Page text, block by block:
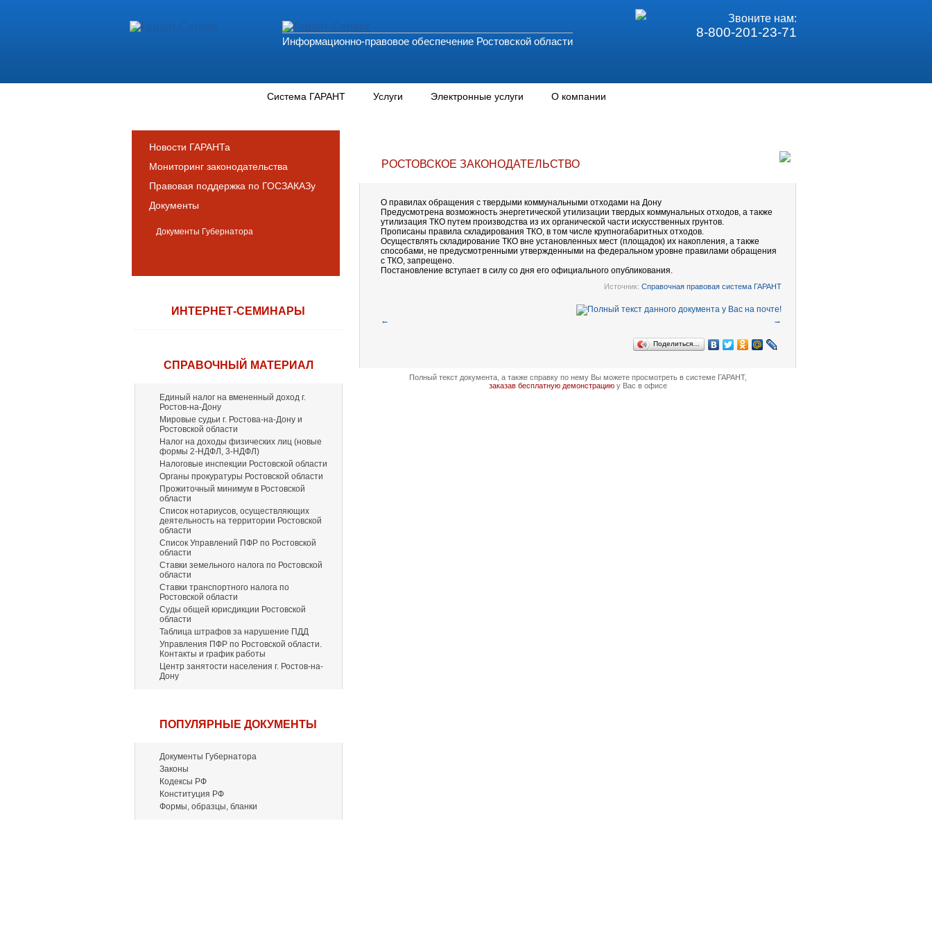
Информационно-правовое обеспечение Ростовской области
Звоните нам:
8-800-201-23-71
Система ГАРАНТ Услуги Электронные услуги О компании
Новости ГАРАНТа
Мониторинг законодательства
Правовая поддержка по ГОСЗАКАЗу
Документы
Документы Губернатора
ИНТЕРНЕТ-СЕМИНАРЫ
СПРАВОЧНЫЙ МАТЕРИАЛ
Единый налог на вмененный доход г.
Ростов-на-Дону
Мировые судьи г. Ростова-на-Дону и
Ростовской области
Налог на доходы физических лиц (новые
формы 2-НДФЛ, 3-НДФЛ)
Налоговые инспекции Ростовской области
Органы прокуратуры Ростовской области
Прожиточный минимум в Ростовской
области
Список нотариусов, осуществляющих
деятельность на территории Ростовской
области
Список Управлений ПФР по Ростовской
области
Ставки земельного налога по Ростовской
области
Ставки транспортного налога по
Ростовской области
Суды общей юрисдикции Ростовской
области
Таблица штрафов за нарушение ПДД
Управления ПФР по Ростовской области.
Контакты и график работы
Центр занятости населения г. Ростов-на-
Дону
ПОПУЛЯРНЫЕ ДОКУМЕНТЫ
Документы Губернатора
Законы
Кодексы РФ
Конституция РФ
Формы, образцы, бланки
РОСТОВСКОЕ ЗАКОНОДАТЕЛЬСТВО
О правилах обращения с твердыми коммунальными отходами на Дону
Предусмотрена возможность энергетической утилизации твердых коммунальных отходов, а также
утилизация ТКО путем производства из их органической части искусственных грунтов.
Прописаны правила складирования ТКО, в том числе крупногабаритных отходов.
Осуществлять складирование ТКО вне установленных мест (площадок) их накопления, а также
способами, не предусмотренными утвержденными на федеральном уровне правилами обращения
с ТКО, запрещено.
Постановление вступает в силу со дня его официального опубликования.
Источник: Справочная правовая система ГАРАНТ
← →
Поделиться…
Полный текст документа, а также справку по нему Вы можете просмотреть в системе ГАРАНТ,
заказав бесплатную демонстрациюу Вас в офисе